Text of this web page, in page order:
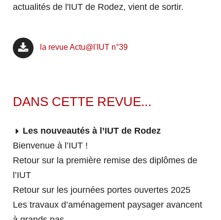
Le mot du Directeur
Les conseils et instances
L'organisation administrative
NOS RESSOURCES
L'IUT DE RODEZ S'ENGAGE
LES FORMATIONS
NOS BUT
EN SAVOIR PLUS SUR LE BUT
Gestion des Entreprises et des Administrations
Informatique
Qualité, Logistique Industrielle et Organisation
RELATIONS ENTREPRISES
actualités de l'IUT de Rodez, vient de sortir.
la revue Actu@l'IUT n°39
DANS CETTE REVUE...
Les nouveautés à l’IUT de Rodez
Bienvenue à l’IUT !
Retour sur la première remise des diplômes de
l’IUT
Retour sur les journées portes ouvertes 2025
Les travaux d’aménagement paysager avancent